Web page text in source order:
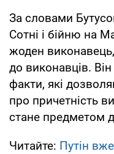
За словами
Сотні і бійню на
жоден
до виконавців.
факти, які
про причетність
стане предметом
Читайте: Путін